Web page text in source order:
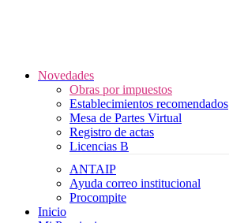
Novedades
Obras por impuestos
Establecimientos recomendados
Mesa de Partes Virtual
Registro de actas
Licencias B
ANTAIP
Ayuda correo institucional
Procompite
Inicio